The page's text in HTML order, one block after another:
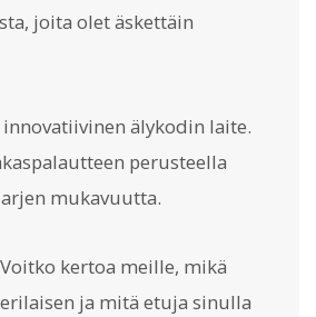
joita olet äskettäin
innovatiivinen älykodin laite.
perusteella
mukavuutta.
kertoa meille, mikä
ja mitä etuja sinulla